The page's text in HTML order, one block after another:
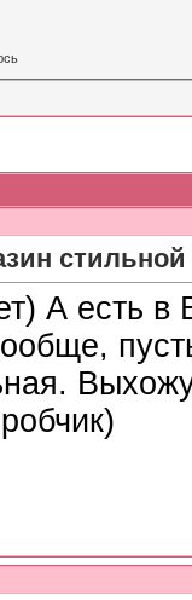
А есть в